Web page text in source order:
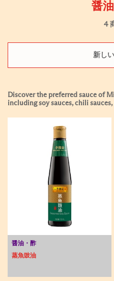
醤
4
新し
Discover the preferred sauce of
including soy sauces, chili
醤油・酢
蒸魚豉油